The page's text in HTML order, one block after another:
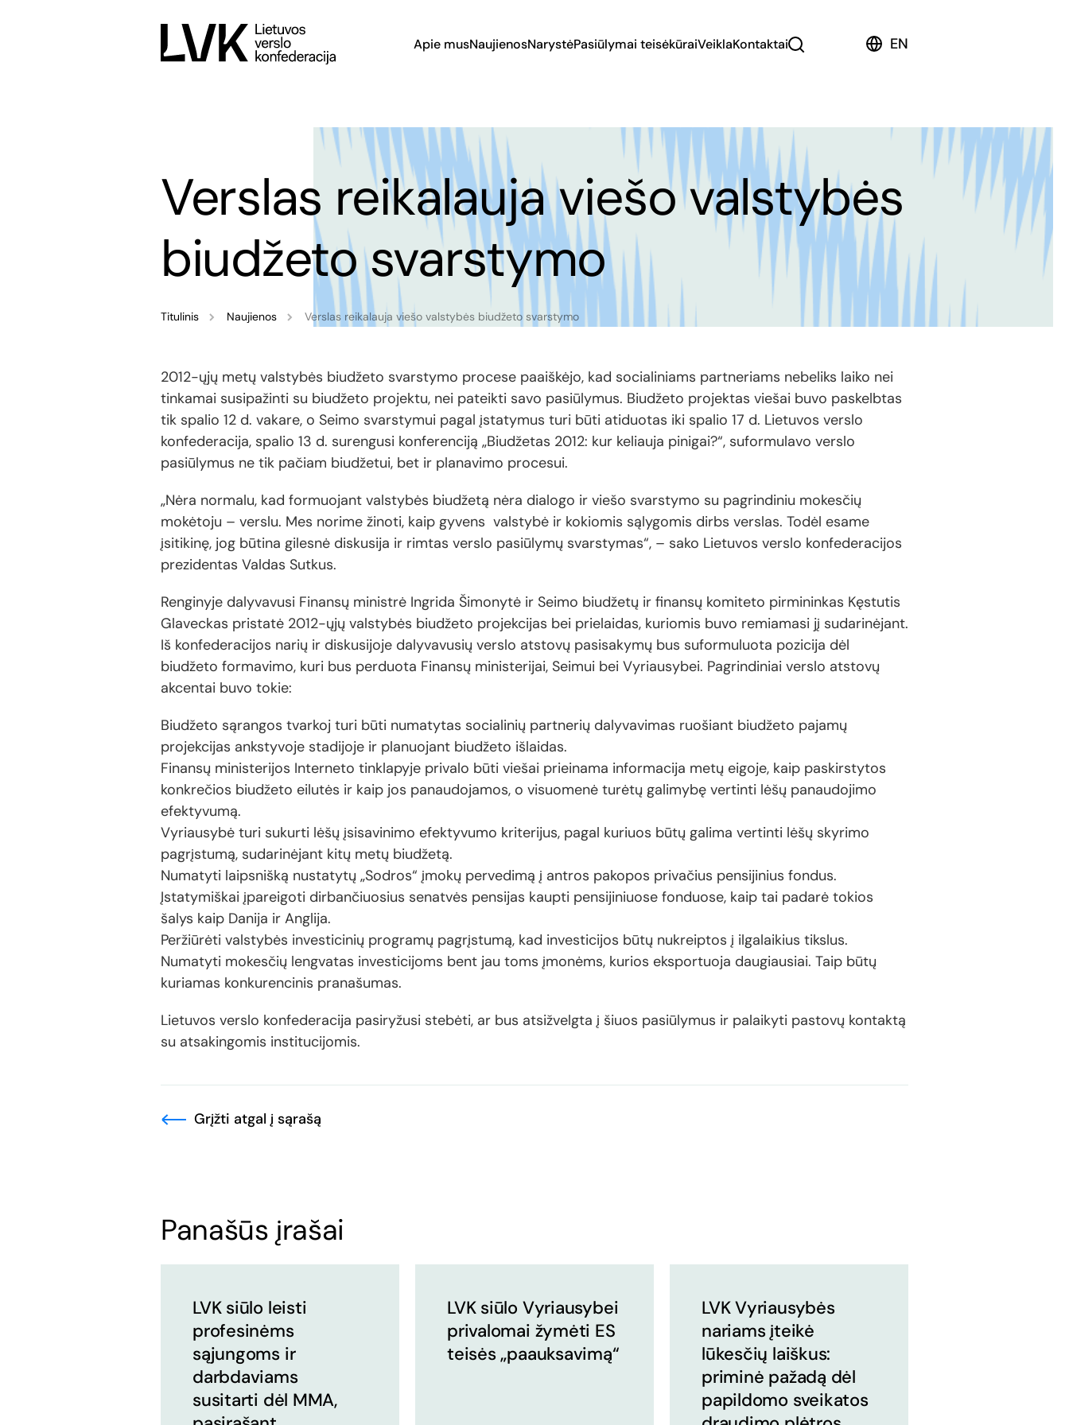
Apie musNaujienosNarystėPasiūlymai teisėkūraiVeiklaKontaktai EN
Verslas reikalauja viešo valstybės
biudžeto svarstymo
Titulinis Naujienos Verslas reikalauja viešo valstybės biudžeto svarstymo
2012-ųjų metų valstybės biudžeto svarstymo procese paaiškėjo, kad socialiniams partneriams nebeliks laiko nei
tinkamai susipažinti su biudžeto projektu, nei pateikti savo pasiūlymus. Biudžeto projektas viešai buvo paskelbtas
tik spalio 12 d. vakare, o Seimo svarstymui pagal įstatymus turi būti atiduotas iki spalio 17 d. Lietuvos verslo
konfederacija, spalio 13 d. surengusi konferenciją „Biudžetas 2012: kur keliauja pinigai?“, suformulavo verslo
pasiūlymus ne tik pačiam biudžetui, bet ir planavimo procesui.
„Nėra normalu, kad formuojant valstybės biudžetą nėra dialogo ir viešo svarstymo su pagrindiniu mokesčių
mokėtoju – verslu. Mes norime žinoti, kaip gyvens valstybė ir kokiomis sąlygomis dirbs verslas. Todėl esame
įsitikinę, jog būtina gilesnė diskusija ir rimtas verslo pasiūlymų svarstymas“, – sako Lietuvos verslo konfederacijos
prezidentas Valdas Sutkus.
Renginyje dalyvavusi Finansų ministrė Ingrida Šimonytė ir Seimo biudžetų ir finansų komiteto pirmininkas Kęstutis
Glaveckas pristatė 2012-ųjų valstybės biudžeto projekcijas bei prielaidas, kuriomis buvo remiamasi jį sudarinėjant.
Iš konfederacijos narių ir diskusijoje dalyvavusių verslo atstovų pasisakymų bus suformuluota pozicija dėl
biudžeto formavimo, kuri bus perduota Finansų ministerijai, Seimui bei Vyriausybei. Pagrindiniai verslo atstovų
akcentai buvo tokie:
Biudžeto sąrangos tvarkoj turi būti numatytas socialinių partnerių dalyvavimas ruošiant biudžeto pajamų
projekcijas ankstyvoje stadijoje ir planuojant biudžeto išlaidas.
Finansų ministerijos Interneto tinklapyje privalo būti viešai prieinama informacija metų eigoje, kaip paskirstytos
konkrečios biudžeto eilutės ir kaip jos panaudojamos, o visuomenė turėtų galimybę vertinti lėšų panaudojimo
efektyvumą.
Vyriausybė turi sukurti lėšų įsisavinimo efektyvumo kriterijus, pagal kuriuos būtų galima vertinti lėšų skyrimo
pagrįstumą, sudarinėjant kitų metų biudžetą.
Numatyti laipsnišką nustatytų „Sodros“ įmokų pervedimą į antros pakopos privačius pensijinius fondus.
Įstatymiškai įpareigoti dirbančiuosius senatvės pensijas kaupti pensijiniuose fonduose, kaip tai padarė tokios
šalys kaip Danija ir Anglija.
Peržiūrėti valstybės investicinių programų pagrįstumą, kad investicijos būtų nukreiptos į ilgalaikius tikslus.
Numatyti mokesčių lengvatas investicijoms bent jau toms įmonėms, kurios eksportuoja daugiausiai. Taip būtų
kuriamas konkurencinis pranašumas.
Lietuvos verslo konfederacija pasiryžusi stebėti, ar bus atsižvelgta į šiuos pasiūlymus ir palaikyti pastovų kontaktą
su atsakingomis institucijomis.
Grįžti atgal į sąrašą
Panašūs įrašai
LVK siūlo leisti
profesinėms
sąjungoms ir
darbdaviams
susitarti dėl MMA,
LVK siūlo Vyriausybei
privalomai žymėti ES
teisės „paauksavimą“
LVK Vyriausybės
nariams įteikė
lūkesčių laiškus:
priminė pažadą dėl
papildomo sveikatos